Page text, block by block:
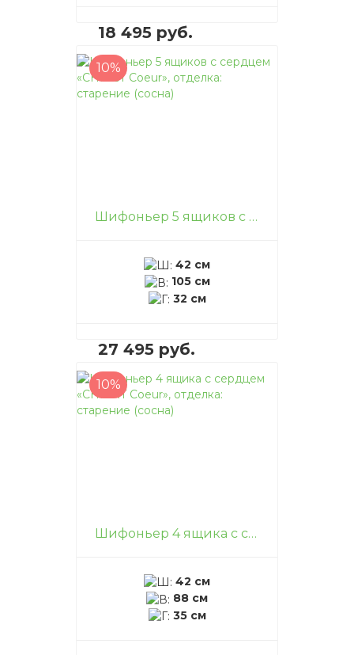
18 495 руб.
– + В корзину
10%
Шифоньер 5 ящиков с сердцем «CHIF 5T Coeur», отделка: старение (сосна)
42 см
105 см
32 см
27 495 руб.
– + В корзину
10%
Шифоньер 4 ящика с сердцем «CHIF 4T Coeur», отделка: старение (сосна)
42 см
88 см
35 см